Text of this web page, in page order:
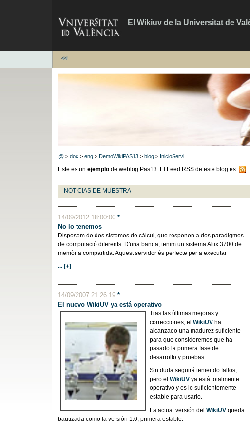
El Wikiuv de la Universitat de
@ >doc >eng >DemoWikiPAS13 >blog > InicioServi
Este es un ejemplo de weblog Pas13. El Feed RSS de este blog es:
NOTICIAS DE MUESTRA
14/09/2012 18:00:00 *
No lo tenemos
Disposem de dos sistemes de càlcul, que responen a dos paradigmes
de computació diferents. D'una banda, tenim un sistema Altix 3700 de
memòria compartida. Aquest servidor és perfecte per a executar
... [+]
14/09/2007 21:26:19 *
El nuevo WikiUV ya está operativo
Tras las últimas mejoras y
correcciones, el WikiUV ha
alcanzado una madurez suficiente
para que consideremos que ha
pasado la primera fase de
desarrollo y pruebas.
Sin duda seguirá teniendo fallos,
pero el WikiUV ya está totalmente
operativo y es lo suficientemente
estable para usarlo.
La actual versión del WikiUV queda
bautizada como la versión 1.0, primera estable.